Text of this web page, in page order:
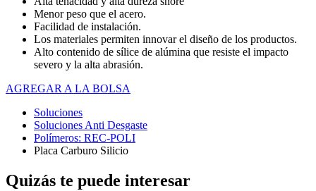
Menor peso que el acero.
Facilidad de instalación.
Los materiales permiten innovar el diseño de los productos.
Alto contenido de sílice de alúmina que resiste el impacto
severo y la alta abrasión.
AGREGAR A LA BOLSA
Soluciones
Soluciones Anti Desgaste
Polímeros: REC-POLI
Placa Carburo Silicio
Quizás te puede interesar